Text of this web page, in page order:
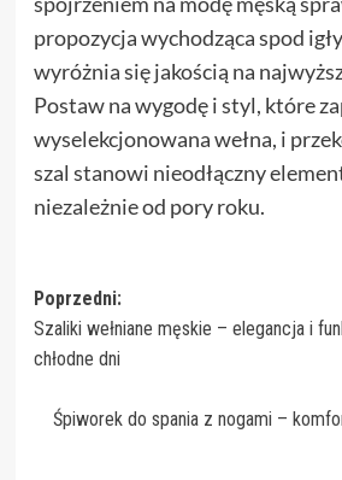
propozycja wychodząca spod
wyróżnia się jakością na
Postaw na wygodę i styl, które
wyselekcjonowana wełna, i
szal stanowi nieodłączny
niezależnie od pory roku.
Zobacz
wpisy
Poprzedni:
Szaliki wełniane męskie – elegancja i
chłodne dni
Śpiworek do spania z nogami –